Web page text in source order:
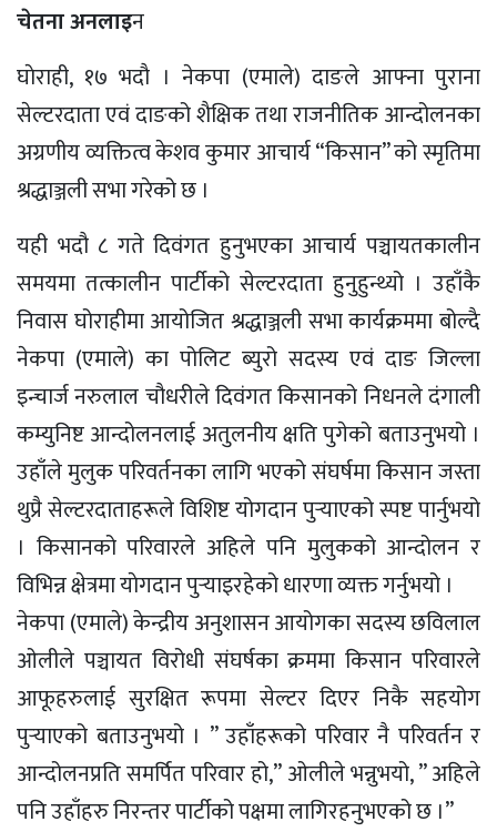
चेतना अनलाइन
घाेराही, १७ भदाै । नेकपा (एमाले) दाङले आफ्ना पुराना
सेल्टरदाता एवं दाङको शैक्षिक तथा राजनीतिक आन्दोलनका
अग्रणीय व्यक्तित्व केशव कुमार आचार्य “किसान” को स्मृतिमा
श्रद्धाञ्जली सभा गरेको छ ।
यही भदौ ८ गते दिवंगत हुनुभएका आचार्य पञ्चायतकालीन
समयमा तत्कालीन पार्टीको सेल्टरदाता हुनुहुन्थ्यो । उहाँकै
निवास घोराहीमा आयोजित श्रद्धाञ्जली सभा कार्यक्रममा बोल्दै
नेकपा (एमाले) का पोलिट ब्युरो सदस्य एवं दाङ जिल्ला
इन्चार्ज नरुलाल चौधरीले दिवंगत किसानको निधनले दंगाली
कम्युनिष्ट आन्दोलनलाई अतुलनीय क्षति पुगेको बताउनुभयो ।
उहाँले मुलुक परिवर्तनका लागि भएको संघर्षमा किसान जस्ता
थुप्रै सेल्टरदाताहरूले विशिष्ट योगदान पुर्‍याएको स्पष्ट पार्नुभयो
। किसानको परिवारले अहिले पनि मुलुकको आन्दोलन र
विभिन्न क्षेत्रमा याेगदान पुर्‍याइरहेको धारणा व्यक्त गर्नुभयो ।
नेकपा (एमाले) केन्द्रीय अनुशासन आयोगका सदस्य छविलाल
ओलीले पञ्चायत विरोधी संघर्षका क्रममा किसान परिवारले
आफूहरुलाई सुरक्षित रूपमा सेल्टर दिएर निकै सहयोग
पुर्‍याएको बताउनुभयो । ” उहाँहरूको परिवार नै परिवर्तन र
आन्दोलनप्रति समर्पित परिवार हो,” ओलीले भन्नुभयो, ” अहिले
पनि उहाँहरु निरन्तर पार्टीको पक्षमा लागिरहनुभएको छ ।”